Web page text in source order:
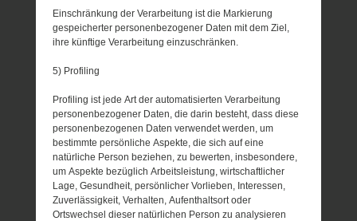
Einschränkung der Verarbeitung ist die Markierung
gespeicherter personenbezogener Daten mit dem Ziel,
ihre künftige Verarbeitung einzuschränken.
5) Profiling
Profiling ist jede Art der automatisierten Verarbeitung
personenbezogener Daten, die darin besteht, dass diese
personenbezogenen Daten verwendet werden, um
bestimmte persönliche Aspekte, die sich auf eine
natürliche Person beziehen, zu bewerten, insbesondere,
um Aspekte bezüglich Arbeitsleistung, wirtschaftlicher
Lage, Gesundheit, persönlicher Vorlieben, Interessen,
Zuverlässigkeit, Verhalten, Aufenthaltsort oder
Ortswechsel dieser natürlichen Person zu analysieren